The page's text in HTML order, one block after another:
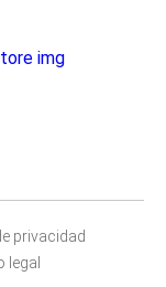
privacidad
legal